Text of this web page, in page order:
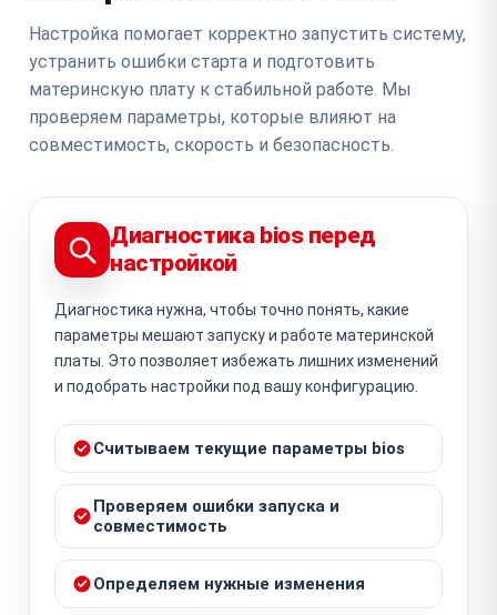
Настройка помогает корректно запустить систему,
устранить ошибки старта и подготовить
материнскую плату к стабильной работе. Мы
проверяем параметры, которые влияют на
совместимость, скорость и безопасность.
Диагностика bios перед
настройкой
Диагностика нужна, чтобы точно понять, какие
параметры мешают запуску и работе материнской
платы. Это позволяет избежать лишних изменений
и подобрать настройки под вашу конфигурацию.
Считываем текущие параметры bios
Проверяем ошибки запуска и
совместимость
Определяем нужные изменения